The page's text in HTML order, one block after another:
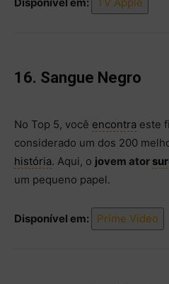
Disponível em: TV Apple
16. Sangue Negro
No Top 5, você encontra este
considerado um dos 200
história. Aqui, o jovem ator
um pequeno papel.
Disponível em: Prime Video